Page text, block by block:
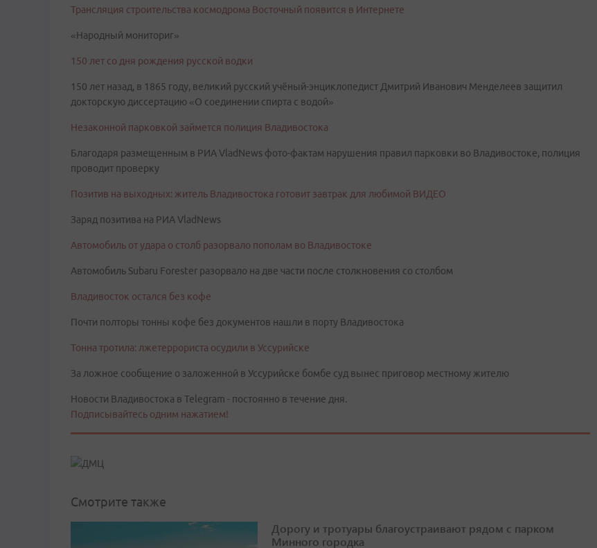
Трансляция строительства космодрома Восточный появится в Интернете
«Народный мониториг»
150 лет со дня рождения русской водки
150 лет назад, в 1865 году, великий русский учёный-энциклопедист Дмитрий Иванович Менделеев защитил
докторскую диссертацию «О соединении спирта с водой»
Незаконной парковкой займется полиция Владивостока
Благодаря размещенным в РИА VladNews фото-фактам нарушения правил парковки во Владивостоке, полиция
проводит проверку
Позитив на выходных: житель Владивостока готовит завтрак для любимой ВИДЕО
Заряд позитива на РИА VladNews
Автомобиль от удара о столб разорвало пополам во Владивостоке
Автомобиль Subaru Forester разорвало на две части после столкновения со столбом
Владивосток остался без кофе
Почти полторы тонны кофе без документов нашли в порту Владивостока
Тонна тротила: лжетеррориста осудили в Уссурийске
За ложное сообщение о заложенной в Уссурийске бомбе суд вынес приговор местному жителю
Новости Владивостока в Telegram - постоянно в течение дня.
Подписывайтесь одним нажатием!
Смотрите также
Дорогу и тротуары благоустраивают рядом с парком
Минного городка